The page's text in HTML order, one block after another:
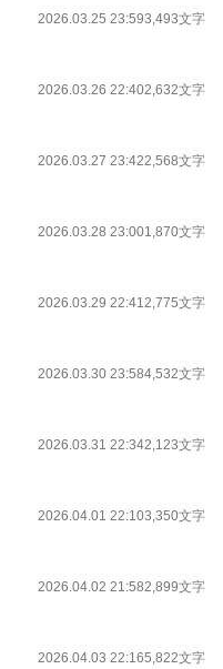
2026.03.25 23:593,493文字
2026.03.26 22:402,632文字
2026.03.27 23:422,568文字
2026.03.28 23:001,870文字
2026.03.29 22:412,775文字
2026.03.30 23:584,532文字
2026.03.31 22:342,123文字
2026.04.01 22:103,350文字
2026.04.02 21:582,899文字
2026.04.03 22:165,822文字